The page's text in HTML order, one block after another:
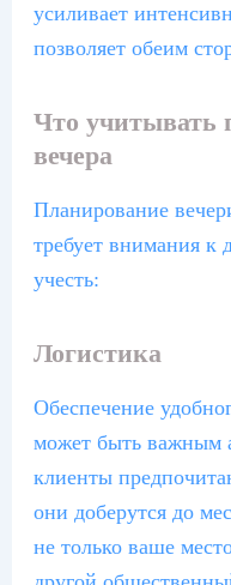
усиливает
позволяет обеим
Что учитывать
вечера
Планирование
требует внимания к
учесть:
Логистика
Обеспечение
может быть важным
клиенты
они доберутся до
не только ваше